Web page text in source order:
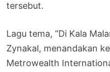
tersebut.
Lagu tema, “Di Kala
Zynakal, menandakan
Metrowealth